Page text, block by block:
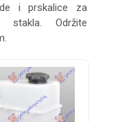
i prskalice za
stakla. Održite